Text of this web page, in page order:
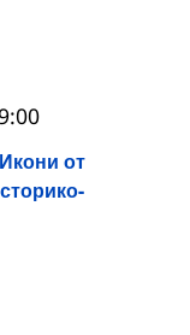
от